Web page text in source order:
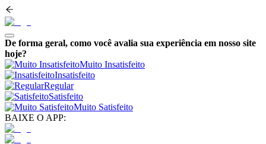
De forma geral, como você avalia sua experiência em nosso site
hoje?
Muito Insatisfeito
Insatisfeito
Regular
Satisfeito
Muito Satisfeito
BAIXE O APP: